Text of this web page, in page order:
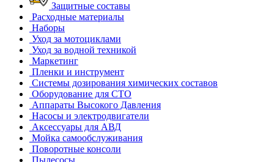
Защитные составы
Расходные материалы
Наборы
Уход за мотоциклами
Уход за водной техникой
Маркетинг
Пленки и инструмент
Системы дозирования химических составов
Оборудование для СТО
Аппараты Высокого Давления
Насосы и электродвигатели
Аксессуары для АВД
Мойка самообслуживания
Поворотные консоли
Пылесосы